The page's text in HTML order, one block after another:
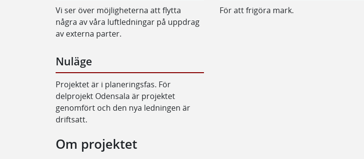
Vi ser över möjligheterna att flytta
några av våra luftledningar på uppdrag
av externa parter.
För att frigöra mark.
Nuläge
Projektet är i planeringsfas. För
delprojekt Odensala är projektet
genomfört och den nya ledningen är
driftsatt.
Om projektet